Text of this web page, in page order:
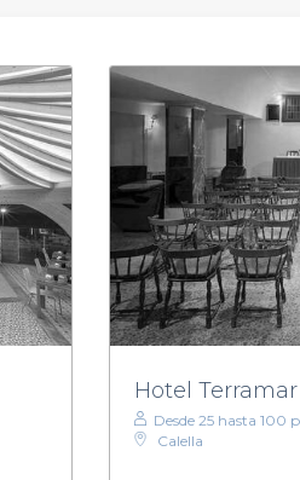
Hotel Terramar
Desde 25 hasta 100
Calella